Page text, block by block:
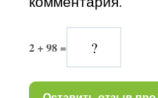
2 + 98 =